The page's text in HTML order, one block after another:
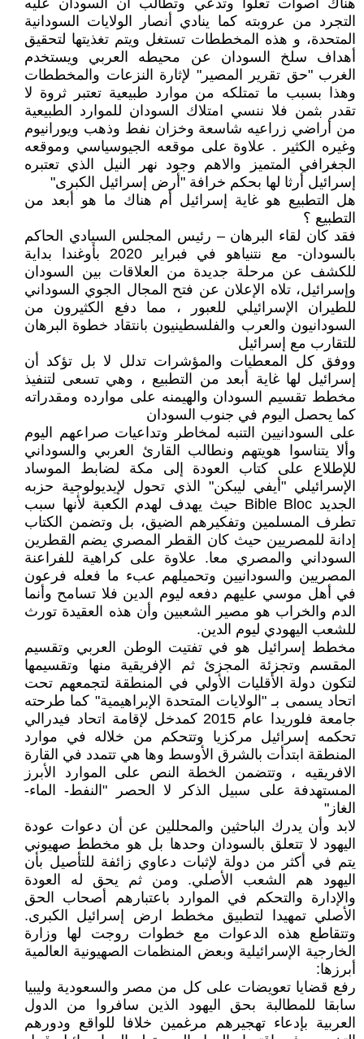
هناك أصوات تعلوا وتدعي وتطالب أن السودان عليه
التجرد من عروبته كما ينادي أنصار الولايات السودانية
المتحدة، و هذه المخططات تستغل ويتم تغذيتها لتحقيق
أهداف سلخ السودان عن محيطه العربي ويستخدم
الغرب "حق تقرير المصير" لإثارة النزعات والمخططات
وهذا بسبب ما تمتلكه من موارد طبيعية تعتبر ثروة لا
تقدر بثمن فلا ننسي امتلاك السودان للموارد الطبيعية
من أراضي زراعيه شاسعة وخزان نفط وذهب ويورانيوم
وغيره الكثير . علاوة على موقعه الجيوسياسي وموقعه
الجغرافي المتميز والاهم وجود نهر النيل الذي تعتبره
إسرائيل أرثا لها بحكم خرافة "أرض إسرائيل الكبرى"
هل التطبيع هو غاية إسرائيل أم هناك ما هو أبعد من
التطبيع ؟
فقد كان لقاء البرهان – رئيس المجلس السيادي الحاكم
بالسودان- مع نتنياهو في فبراير 2020 بأوغندا بداية
للكشف عن مرحلة جديدة من العلاقات بين السودان
وإسرائيل، تلاه الإعلان عن فتح المجال الجوي السوداني
للطيران الإسرائيلي للعبور ، مما دفع الكثيرون من
السودانيون والعرب والفلسطينيون بانتقاد خطوة البرهان
للتقارب مع إسرائيل
ووفق كل المعطيات والمؤشرات تدلل لا بل تؤكد أن
إسرائيل لها غاية أبعد من التطبيع ، وهي تسعى لتنفيذ
مخطط تقسيم السودان والهيمنه على موارده ومقدراته
كما يحصل اليوم في جنوب السودان
على السودانيين التنبه لمخاطر وتداعيات صراعهم اليوم
وألا يتناسوا هويتهم ونطالب القارئ العربي والسوداني
للإطلاع على كتاب العودة إلى مكة لضابط الموساد
الإسرائيلي "أيفي ليبكن" الذي تحول لإيديولوجية حزبه
الجديد Bible Bloc حيث يهدف لهدم الكعبة لأنها سبب
تطرف المسلمين وتفكيرهم الضيق، بل وتضمن الكتاب
إدانة للمصريين حيث كان القطر المصري يضم القطرين
السوداني والمصري معا. علاوة على كراهية للفراعنة
المصريين والسودانيين وتحميلهم عبء ما فعله فرعون
في أهل موسي عليهم دفعه ليوم الدين فلا تسامح وأنما
الدم والخراب هو مصير الشعبين وأن هذه العقيدة تورث
للشعب اليهودي ليوم الدين.
مخطط إسرائيل هو في تفتيت الوطن العربي وتقسيم
المقسم وتجزئة المجزئ ثم الإفريقية منها وتقسيمها
لتكون دولة الأقليات الأولي في المنطقة لتجمعهم تحت
اتحاد يسمى بـ "الولايات المتحدة الإبراهيمية" كما طرحته
جامعة فلوريدا عام 2015 كمدخل لإقامة اتحاد فيدرالي
تحكمه إسرائيل مركزيا وتتحكم من خلاله في موارد
المنطقة ابتدأت بالشرق الأوسط وها هي تتمدد في القارة
الافريقيه ، وتتضمن الخطة النص على الموارد الأبرز
المستهدفة على سبيل الذكر لا الحصر "النفط- الماء-
الغاز"
لابد وأن يدرك الباحثين والمحللين عن أن دعوات عودة
اليهود لا تتعلق بالسودان وحدها بل هو مخطط صهيوني
يتم في أكثر من دولة لإثبات دعاوي زائفة للتأصيل بأن
اليهود هم الشعب الأصلي. ومن ثم يحق له العودة
والإدارة والتحكم في الموارد باعتبارهم أصحاب الحق
الأصلي تمهيدا لتطبيق مخطط ارض إسرائيل الكبرى.
وتتقاطع هذه الدعوات مع خطوات روجت لها وزارة
الخارجية الإسرائيلية وبعض المنظمات الصهيونية العالمية
أبرزها:
رفع قضايا تعويضات على كل من مصر والسعودية وليبيا
سابقا للمطالبة بحق اليهود الذين سافروا من الدول
العربية بإدعاء تهجيرهم مرغمين خلافا للواقع ودورهم